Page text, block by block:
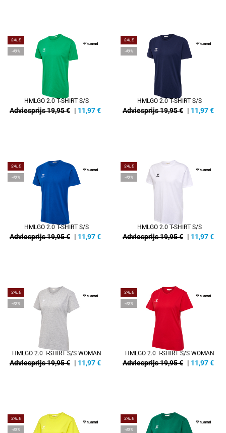
SALE
-40%
HMLGO 2.0 T-SHIRT S/S
Adviesprijs 19,95 € | 11,97€
SALE
-40%
HMLGO 2.0 T-SHIRT S/S
Adviesprijs 19,95 € | 11,97€
SALE
-40%
HMLGO 2.0 T-SHIRT S/S
Adviesprijs 19,95 € | 11,97€
SALE
-40%
HMLGO 2.0 T-SHIRT S/S
Adviesprijs 19,95 € | 11,97€
SALE
-40%
HMLGO 2.0 T-SHIRT S/S WOMAN
Adviesprijs 19,95 € | 11,97€
SALE
-40%
HMLGO 2.0 T-SHIRT S/S WOMAN
Adviesprijs 19,95 € | 11,97€
SALE
-40%
SALE
-40%